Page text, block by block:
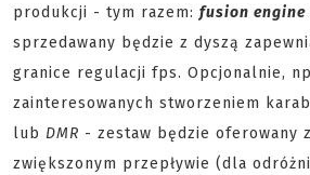
produkcji - tym razem: fusion engine
sprzedawany będzie z dyszą
granice regulacji fps. Opcjonalnie,
zainteresowanych stworzeniem
lub DMR - zestaw będzie oferowany
zwiększonym przepływie (dla